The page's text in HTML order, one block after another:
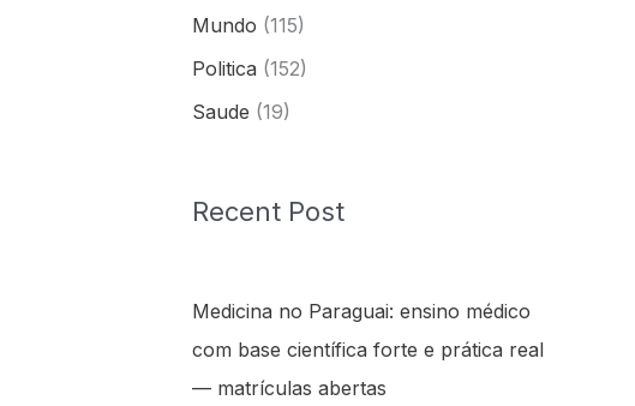
Mundo (115)
Politica (152)
Saude (19)
Recent Post
Medicina no Paraguai: ensino médico
com base científica forte e prática real
— matrículas abertas